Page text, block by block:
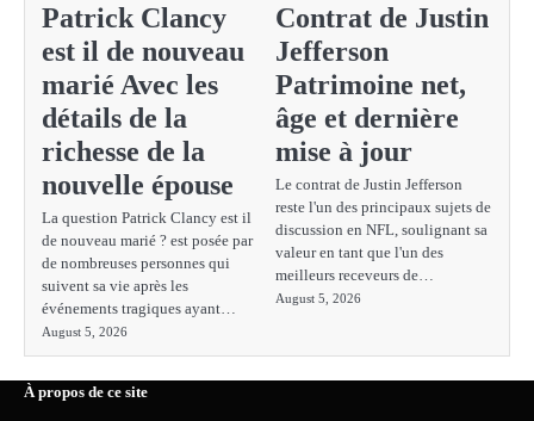
Patrick Clancy
est il de nouveau
marié Avec les
détails de la
richesse de la
nouvelle épouse
La question Patrick Clancy est il
de nouveau marié ? est posée par
de nombreuses personnes qui
suivent sa vie après les
événements tragiques ayant…
August 5, 2026
Contrat de Justin
Jefferson
Patrimoine net,
âge et dernière
mise à jour
Le contrat de Justin Jefferson
reste l'un des principaux sujets de
discussion en NFL, soulignant sa
valeur en tant que l'un des
meilleurs receveurs de…
August 5, 2026
À propos de ce site